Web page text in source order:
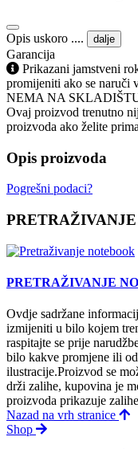
Opis uskoro .... dalje
Garancija
Prikazani jamstveni
promijeniti ako se naruči
NEMA NA
Ovaj proizvod trenutno
proizvoda ako želite
Opis proizvoda
Pogrešni podaci?
PRETRAŽIVANJE
Ovdje sadržane
izmijeniti u bilo kojem
raspitajte se prije
bilo kakve promjene ili
ilustracije.Proizvod se
drži zalihe, kupovina je
proizvoda prikazuje
Nazad na vrh stranice
Shop